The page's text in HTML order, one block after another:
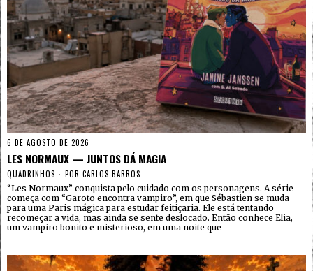
6 DE AGOSTO DE 2026
LES NORMAUX — JUNTOS DÁ MAGIA
QUADRINHOS POR CARLOS BARROS
“Les Normaux” conquista pelo cuidado com os personagens. A série
começa com “Garoto encontra vampiro”, em que Sébastien se muda
para uma Paris mágica para estudar feitiçaria. Ele está tentando
recomeçar a vida, mas ainda se sente deslocado. Então conhece Elia,
um vampiro bonito e misterioso, em uma noite que